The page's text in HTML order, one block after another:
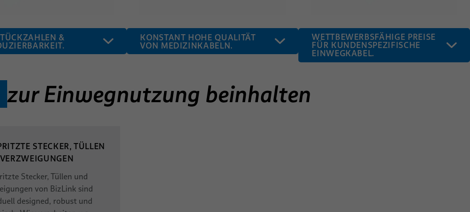
&
KONSTANT HOHE QUALITÄT
VON MEDIZINKABELN.
WETTBEWERBSFÄHIGE PREISE
FÜR KUNDENSPEZIFISCHE
EINWEGKABEL.
zur Einwegnutzung beinhalten
STECKER, TÜLLEN
Stecker, Tüllen und
von BizLink sind
designed, robust und